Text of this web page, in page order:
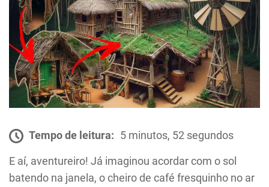
Tempo de leitura: 5 minutos, 52 segundos
E aí, aventureiro! Já imaginou acordar com o sol
batendo na janela, o cheiro de café fresquinho no ar